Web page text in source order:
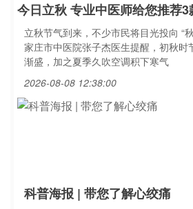
今日立秋 专业中医师给您推荐
立秋节气到来，不少市民将目光投向 “
家庄市中医院张子杰医生提醒，初秋时
渐盛，加之夏季久吹空调积下寒气
2026-08-08 12:38:00
科普海报 | 带您了解心绞痛